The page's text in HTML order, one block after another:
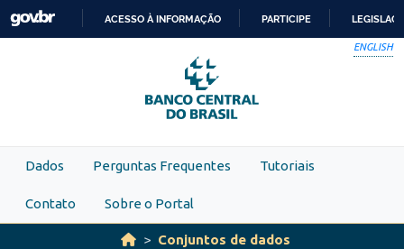
Skip to main content
PARA
O
CONTEÚDO
ACESSO À INFORMAÇÃO PARTICIPE
ENGLISH
Dados Perguntas Frequentes Tutoriais
Contato Sobre o Portal
Conjuntos de dados